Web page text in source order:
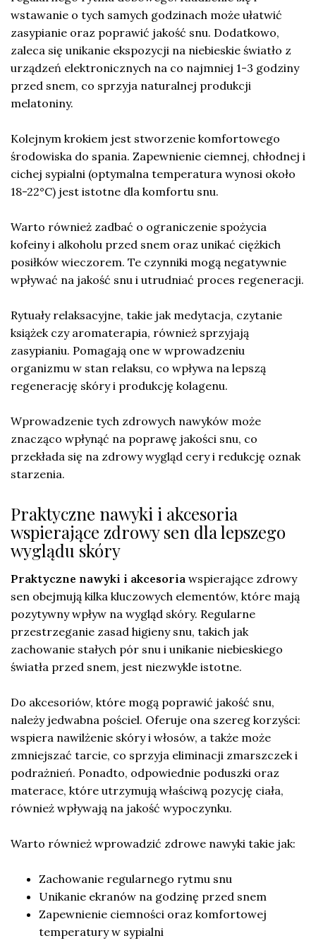
wstawanie o tych samych godzinach może ułatwić
zasypianie oraz poprawić jakość snu. Dodatkowo,
zaleca się unikanie ekspozycji na niebieskie światło z
urządzeń elektronicznych na co najmniej 1-3 godziny
przed snem, co sprzyja naturalnej produkcji
melatoniny.
Kolejnym krokiem jest stworzenie komfortowego
środowiska do spania. Zapewnienie ciemnej, chłodnej i
cichej sypialni (optymalna temperatura wynosi około
18-22°C) jest istotne dla komfortu snu.
Warto również zadbać o ograniczenie spożycia
kofeiny i alkoholu przed snem oraz unikać ciężkich
posiłków wieczorem. Te czynniki mogą negatywnie
wpływać na jakość snu i utrudniać proces regeneracji.
Rytuały relaksacyjne, takie jak medytacja, czytanie
książek czy aromaterapia, również sprzyjają
zasypianiu. Pomagają one w wprowadzeniu
organizmu w stan relaksu, co wpływa na lepszą
regenerację skóry i produkcję kolagenu.
Wprowadzenie tych zdrowych nawyków może
znacząco wpłynąć na poprawę jakości snu, co
przekłada się na zdrowy wygląd cery i redukcję oznak
starzenia.
Praktyczne nawyki i akcesoria
wspierające zdrowy sen dla lepszego
wyglądu skóry
Praktyczne nawyki i akcesoria wspierające zdrowy
sen obejmują kilka kluczowych elementów, które mają
pozytywny wpływ na wygląd skóry. Regularne
przestrzeganie zasad higieny snu, takich jak
zachowanie stałych pór snu i unikanie niebieskiego
światła przed snem, jest niezwykle istotne.
Do akcesoriów, które mogą poprawić jakość snu,
należy jedwabna pościel. Oferuje ona szereg korzyści:
wspiera nawilżenie skóry i włosów, a także może
zmniejszać tarcie, co sprzyja eliminacji zmarszczek i
podrażnień. Ponadto, odpowiednie poduszki oraz
materace, które utrzymują właściwą pozycję ciała,
również wpływają na jakość wypoczynku.
Warto również wprowadzić zdrowe nawyki takie jak:
Zachowanie regularnego rytmu snu
Unikanie ekranów na godzinę przed snem
Zapewnienie ciemności oraz komfortowej
temperatury w sypialni